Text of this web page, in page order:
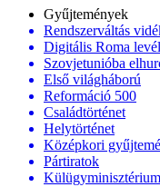
Gyűjtemények
Rendszerváltás
Digitális Roma
Szovjetunióba
Első világháború
Reformáció 500
Családtörténet
Helytörténet
Középkori
Pártiratok
Külügyminisztérium